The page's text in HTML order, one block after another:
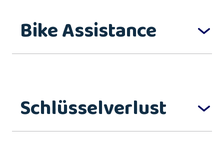
Bike Assistance
Schlüsselverlust